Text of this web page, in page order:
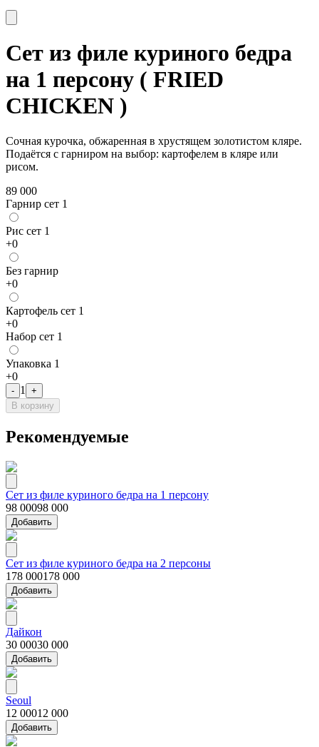
Сет из филе куриного бедра
на 1 персону ( FRIED
CHICKEN )
Сочная курочка, обжаренная в хрустящем золотистом кляре.
Подаётся с гарниром на выбор: картофелем в кляре или
рисом.
89 000
Гарнир сет 1
Рис сет 1
+0
Без гарнир
+0
Картофель сет 1
+0
Набор сет 1
Упаковка 1
+0
- 1
+
В корзину
Рекомендуемые
Сет из филе куриного бедра на 1 персону
98 00098 000
Добавить
Сет из филе куриного бедра на 2 персоны
178 000178 000
Добавить
Дайкон
30 00030 000
Добавить
Seoul
12 00012 000
Добавить